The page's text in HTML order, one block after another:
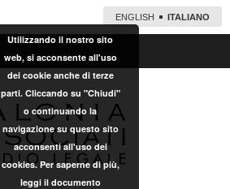
ENGLISH ITALIANO
Utilizzando il nostro sito
web, si acconsente all'uso
dei cookie anche di terze
parti. Cliccando su "Chiudi"
o continuando la
navigazione su questo sito
acconsenti all'uso dei
cookies. Per saperne di più,
leggi il documento